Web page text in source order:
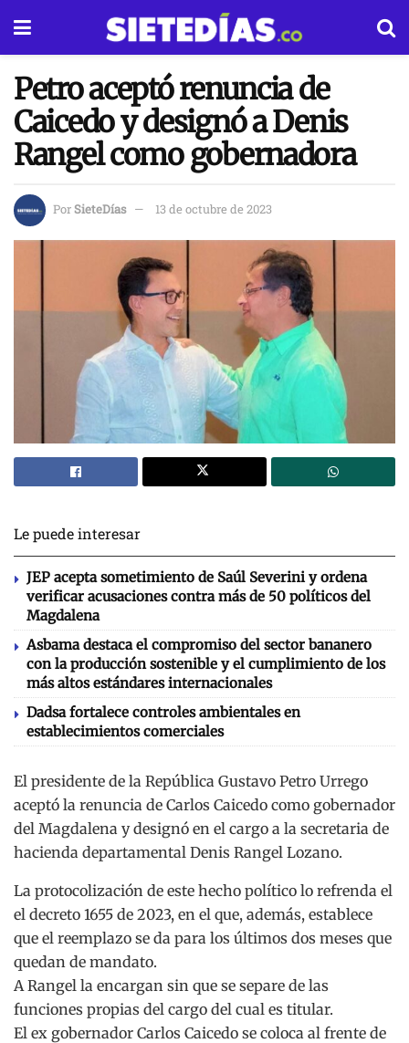
Petro aceptó renuncia de
Caicedo y designó a Denis
Rangel como gobernadora
PorSieteDías 13 de octubre de 2023
Le puede interesar
JEP acepta sometimiento de Saúl Severini y ordena
verificar acusaciones contra más de 50 políticos del
Magdalena
Asbama destaca el compromiso del sector bananero
con la producción sostenible y el cumplimiento de los
más altos estándares internacionales
Dadsa fortalece controles ambientales en
establecimientos comerciales
El presidente de la República Gustavo Petro Urrego
aceptó la renuncia de Carlos Caicedo como gobernador
del Magdalena y designó en el cargo a la secretaria de
hacienda departamental Denis Rangel Lozano.
La protocolización de este hecho político lo refrenda el
el decreto 1655 de 2023, en el que, además, establece
que el reemplazo se da para los últimos dos meses que
quedan de mandato.
A Rangel la encargan sin que se separe de las
funciones propias del cargo del cual es titular.
El ex gobernador Carlos Caicedo se coloca al frente de